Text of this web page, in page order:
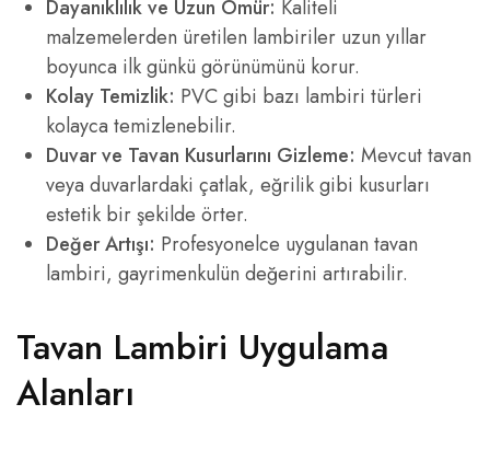
Dayanıklılık ve Uzun Ömür: Kaliteli
malzemelerden üretilen lambiriler uzun yıllar
boyunca ilk günkü görünümünü korur.
Kolay Temizlik: PVC gibi bazı lambiri türleri
kolayca temizlenebilir.
Duvar ve Tavan Kusurlarını Gizleme: Mevcut tavan
veya duvarlardaki çatlak, eğrilik gibi kusurları
estetik bir şekilde örter.
Değer Artışı: Profesyonelce uygulanan tavan
lambiri, gayrimenkulün değerini artırabilir.
Tavan Lambiri Uygulama
Alanları